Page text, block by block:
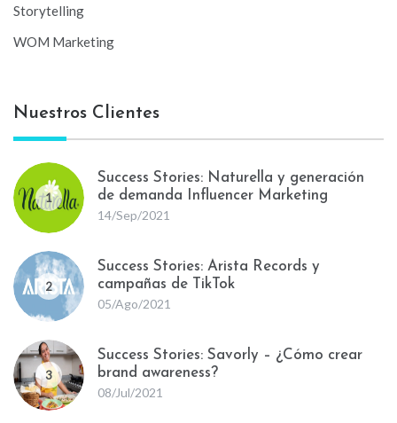
Storytelling
WOM Marketing
Nuestros Clientes
1
Success Stories: Naturella y generación
de demanda Influencer Marketing
14/Sep/2021
2
Success Stories: Arista Records y
campañas de TikTok
05/Ago/2021
3
Success Stories: Savorly – ¿Cómo crear
brand awareness?
08/Jul/2021